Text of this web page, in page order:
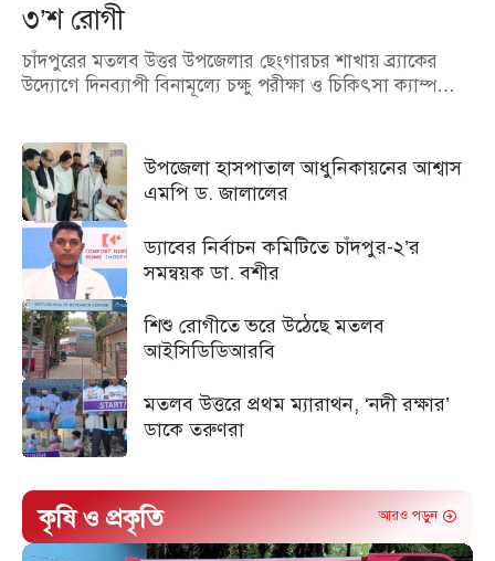
৩’শ রোগী
চাঁদপুরের মতলব উত্তর উপজেলার ছেংগারচর শাখায় ব্র্যাকের
উদ্যোগে দিনব্যাপী বিনামূল্যে চক্ষু পরীক্ষা ও চিকিৎসা ক্যাম্প…
উপজেলা হাসপাতাল আধুনিকায়নের আশ্বাস
এমপি ড. জালালের
ড্যাবের নির্বাচন কমিটিতে চাঁদপুর-২’র
সমন্বয়ক ডা. বশীর
শিশু রোগীতে ভরে উঠেছে মতলব
আইসিডিডিআরবি
মতলব উত্তরে প্রথম ম্যারাথন, ‘নদী রক্ষার’
ডাকে তরুণরা
কৃষি ও প্রকৃতি আরও পড়ুন